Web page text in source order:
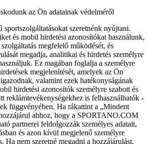
az Ön adatainak védelméről
sportszolgáltatásokat szeretnénk nyújtani.
és mobil hirdetési azonosítókat használunk,
megfelelő működését, és
megadja, analitikai és hirdetés személyre
Ez magában foglalja a személyre
megjelenítését, amelyek az Ön
valamint ezek hatékonyságának
hirdetési azonosítók személyre szabott és
reklámtevékenységekhez is felhasználhatók -
függvényében. Ha rákattint a „Mindent
ahhoz, hogy a SPORTANO.COM
partnerei feldolgozzák személyes adatait,
és azon kívül megjelenő személyre
Ha nem szeretné megadni a hozzájárulást,